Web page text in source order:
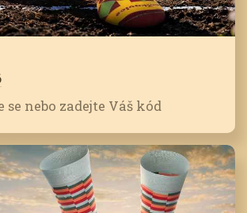
se nebo zadejte Váš kód